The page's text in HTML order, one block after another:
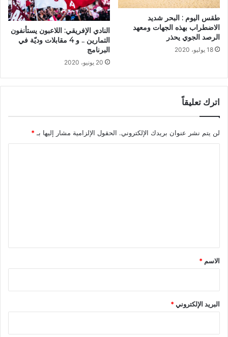
طقس اليوم : البحر شديد
الاضطراب بهذه الجهات ومعهد
الرصد الجوي يحذر
18 يوليو، 2020
النادي الإفريقي: اللاعبون يستأنفون
التمارين .. و 4 مقابلات وديّة في
البرنامج
20 يونيو، 2020
اترك تعليقاً
لن يتم نشر عنوان بريدك الإلكتروني. الحقول الإلزامية مشار إليها بـ *
*
الاسم *
البريد الإلكتروني*